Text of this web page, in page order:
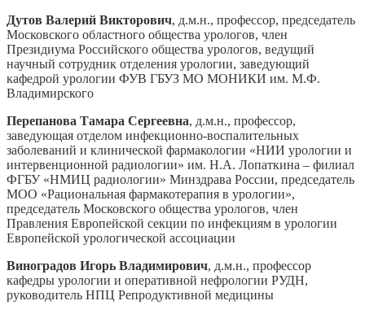
Дутов Валерий Викторович, д.м.н., профессор, председатель
Московского областного общества урологов, член
Президиума Российского общества урологов, ведущий
научный сотрудник отделения урологии, заведующий
кафедрой урологии ФУВ ГБУЗ МО МОНИКИ им. М.Ф.
Владимирского
Перепанова Тамара Сергеевна, д.м.н., профессор,
заведующая отделом инфекционно-воспалительных
заболеваний и клинической фармакологии «НИИ урологии и
интервенционной радиологии» им. Н.А. Лопаткина – филиал
ФГБУ «НМИЦ радиологии» Минздрава России, председатель
МОО «Рациональная фармакотерапия в урологии»,
председатель Московского общества урологов, член
Правления Европейской секции по инфекциям в урологии
Европейской урологической ассоциации
Виноградов Игорь Владимирович, д.м.н., профессор
кафедры урологии и оперативной нефрологии РУДН,
руководитель НПЦ Репродуктивной медицины